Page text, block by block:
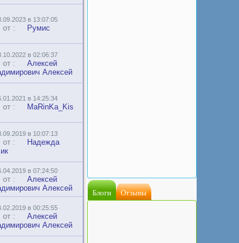
в 13:07:05
: Румис
в 02:06:37
:
Алексей
Алексей
в 14:25:34
: MaRinKa_Kis
в 10:07:13
:
Надежда
в 07:24:50
:
Алексей
Алексей
в 00:25:55
:
Алексей
Алексей
Блоги Отзывы